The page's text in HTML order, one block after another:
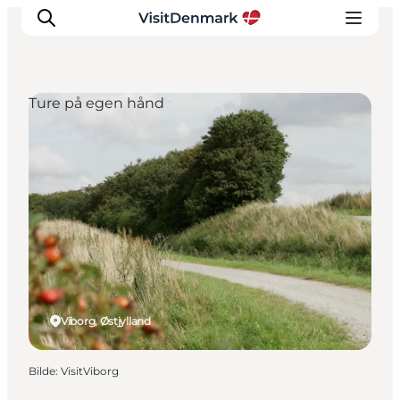
Reisemål
Aktiviteter
Overnatting
Planlegg reisen
Viborg, Østjylland
Ture på egen hånd
Bilde: VisitViborg